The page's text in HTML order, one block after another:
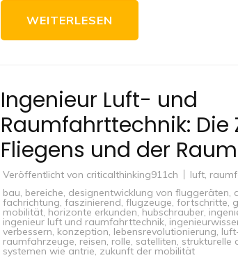
WEITERLESEN
Ingenieur Luft- und
Raumfahrttechnik: Die
Fliegens und der
Veröffentlicht von criticalthinking911ch luft,
bau, bereiche, designentwicklung von fluggeräten,
fachrichtung, faszinierend, flugzeuge, fortschritte,
mobilität, horizonte erkunden,hubschrauber,
ingenieur luft und raumfahrttechnik,
verbessern, konzeption, lebensrevolutionierung,
raumfahrzeuge, reisen, rolle, satelliten, strukturelle
systemen wie antrie, zukunft der mobilität